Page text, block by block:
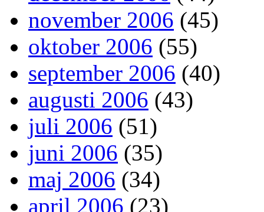
november 2006 (45)
oktober 2006 (55)
september 2006 (40)
augusti 2006 (43)
juli 2006 (51)
juni 2006 (35)
maj 2006 (34)
april 2006 (23)